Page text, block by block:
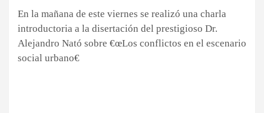
En la mañana de este viernes se realizó una charla
introductoria a la disertación del prestigioso Dr.
Alejandro Nató sobre €œLos conflictos en el escenario
social urbano€